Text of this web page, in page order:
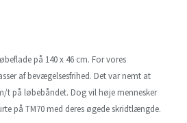
på 140 x 46 cm. For vores
af bevægelsesfrihed. Det var nemt at
t på løbebåndet. Dog vil høje mennesker
på TM70 med deres øgede skridtlængde.